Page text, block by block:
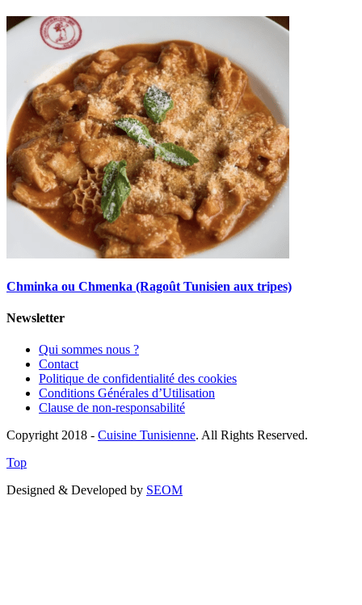
Chminka ou Chmenka (Ragoût Tunisien aux tripes)
Newsletter
Qui sommes nous ?
Contact
Politique de confidentialité des cookies
Conditions Générales d’Utilisation
Clause de non-responsabilité
Copyright 2018 - Cuisine Tunisienne. All Rights Reserved.
Top
Designed & Developed by SEOM